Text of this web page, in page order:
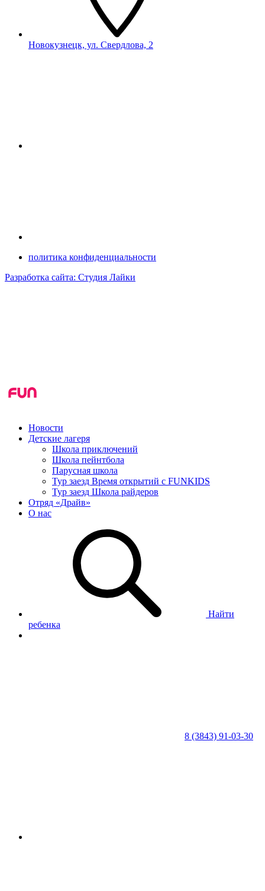
Новокузнецк, ул. Свердлова, 2
политика конфиденциальности
Разработка сайта: Студия Лайки
Новости
Детские лагеря
Школа приключений
Школа пейнтбола
Парусная школа
Тур заезд Время открытий с FUNKIDS
Тур заезд Школа райдеров
Отряд «Драйв»
О нас
Найти
ребенка
8 (3843) 91-03-30